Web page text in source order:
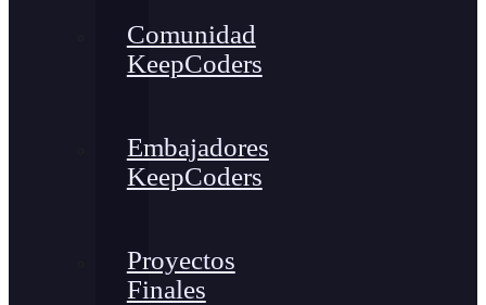
Comunidad
KeepCoders
Embajadores
KeepCoders
Proyectos
Finales